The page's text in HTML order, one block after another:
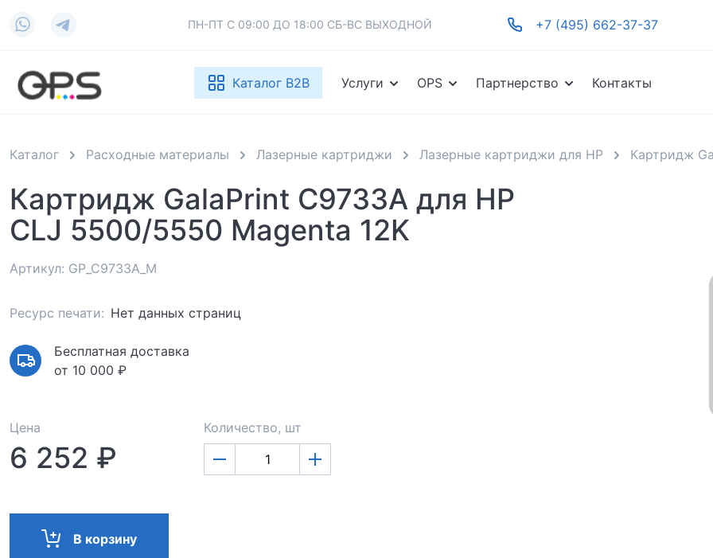
ПН-ПТ С 09:00 ДО 18:00 СБ-ВС ВЫХОДНОЙ +7 (495) 662-37-37
Каталог B2B Услуги OPS Партнерство Контакты
Каталог Расходные материалы Лазерные картриджи Лазерные картриджи для HP Картридж
Картридж GalaPrint C9733A для HP
CLJ 5500/5550 Magenta 12K
Артикул: GP_C9733A_M
Ресурс печати: Нет данных страниц
Бесплатная доставка
от 10 000 ₽
Цена
6 252 ₽
Количество, шт
В корзину